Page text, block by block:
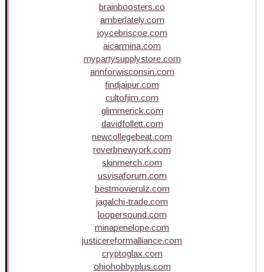
brainboosters.co
amberlately.com
joycebriscoe.com
aicarmina.com
mypartysupplystore.com
annforwisconsin.com
findjaipur.com
cultofjim.com
glimmerick.com
davidfollett.com
newcollegebeat.com
reverbnewyork.com
skinmerch.com
usvisaforum.com
bestmovierulz.com
jagalchi-trade.com
loopersound.com
minapenelope.com
justicereformalliance.com
cryptoglax.com
ohiohobbyplus.com